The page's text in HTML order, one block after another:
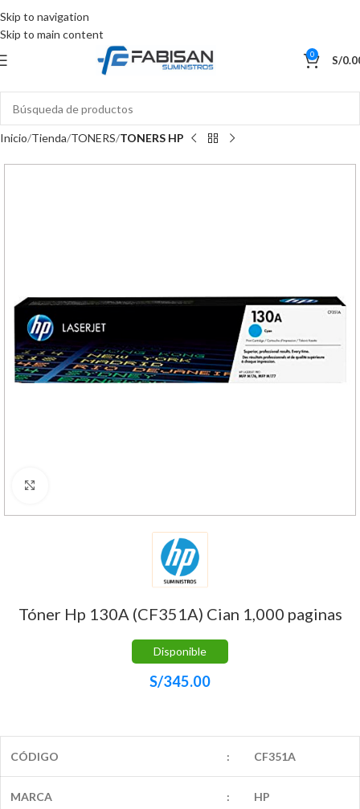
Skip to navigation
Skip to main content
0 S/
Inicio Tienda TONERS TONERS HP
Tóner Hp 130A (CF351A) Cian 1,000 paginas
Disponible
S/345.00
CÓDIGO : CF351A
MARCA : HP